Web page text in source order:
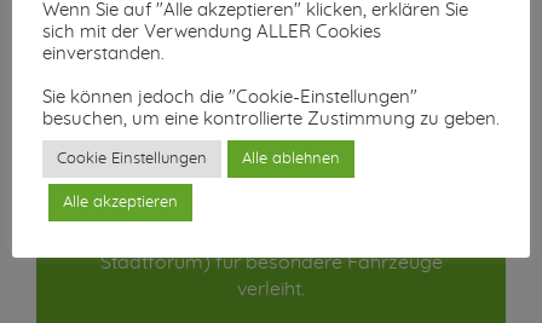
Aber nicht nur bei den Gästen aus ganz
Norddeutschland, sondern auch bei den
Ahrensburg sehr beliebt. Das liegt nicht nur
an dem großen Publikumsinteresse,
sondern auch daran, dass das
Ahrensburger Stadtforum jedes Jahr in
verschiedenen Kategorien Preise und
Stadtforum) für besondere Fahrzeuge
verleiht.
Wenn Sie auf "Alle akzeptieren" klicken, erklären Sie
sich mit der Verwendung ALLER Cookies
einverstanden.
Sie können jedoch die "Cookie-Einstellungen"
besuchen, um eine kontrollierte Zustimmung zu geben.
Cookie Einstellungen Alle ablehnen
Alle akzeptieren